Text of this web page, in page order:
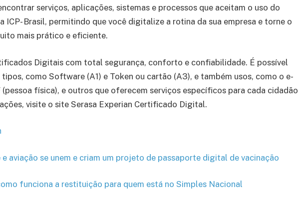
serviços, aplicações, sistemas e processos que aceitam o uso do
Brasil, permitindo que você digitalize a rotina da sua empresa e torne o
mais prático e eficiente.
Digitais com total segurança, conforto e confiabilidade. É possível
como Software (A1) e Token ou cartão (A3), e também usos, como o e-
(pessoa física), e outros que oferecem serviços específicos para cada cidadão
visite o site Serasa Experian Certificado Digital.
aviação se unem e criam um projeto de passaporte digital de vacinação
funciona a restituição para quem está no Simples Nacional